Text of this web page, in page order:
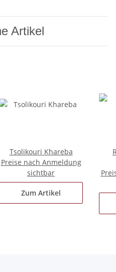
Artikel
Tsolikouri Khareba
Preise nach Anmeldung
sichtbar
Zum Artikel